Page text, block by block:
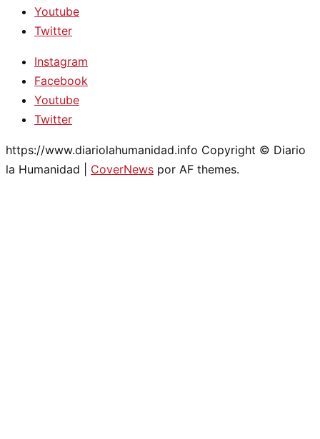
Youtube
Twitter
Instagram
Facebook
Youtube
Twitter
https://www.diariolahumanidad.info Copyright © Diario
la Humanidad
CoverNews por AF themes.